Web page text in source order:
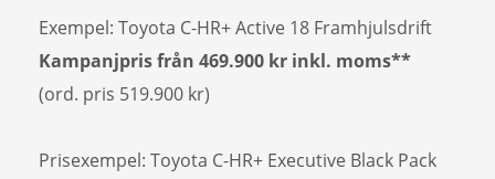
Exempel: Toyota C-HR+ Active 18 Framhjulsdrift
Kampanjpris från 469.900 kr inkl. moms**
(ord. pris 519.900 kr)
Prisexempel: Toyota C-HR+ Executive Black Pack